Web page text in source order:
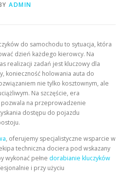
ADMIN
do samochodu to sytuacja, która
dzień każdego kierowcy. Na
realizacji zadań jest kluczowy dla
konieczność holowania auta do
nie tylko kosztownym, ale
Na szczęście, era
pozwala na przeprowadzenie
dostępu do pojazdu
, oferujemy specjalistyczne wsparcie w
techniczna dociera pod wskazany
wykonać pełne dorabianie kluczyków
i przy użyciu